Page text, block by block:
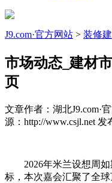
J9.com·官方网站 > 装修
市场动态_建材
页
文章作者：湖北J9.com·
源：http://www.csjl.net 发
2026年米兰设想周如
标，本次嘉会汇聚了全